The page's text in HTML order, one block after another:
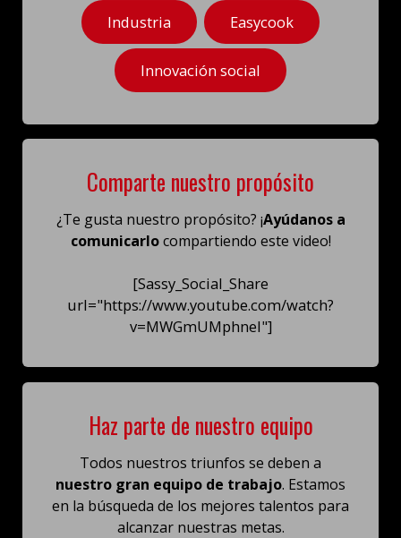
Industria Easycook
Innovación social
Comparte nuestro propósito
¿Te gusta nuestro propósito? ¡Ayúdanos a
comunicarlocompartiendo este video!
[Sassy_Social_Share
url="https://www.youtube.com/watch?
v=MWGmUMphneI"]
Haz parte de nuestro equipo
Todos nuestros triunfos se deben a
nuestro gran equipo de trabajo. Estamos
en la búsqueda de los mejores talentos para
alcanzar nuestras metas.